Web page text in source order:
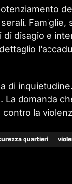
disagio e
di
La domanda
la
quartieri